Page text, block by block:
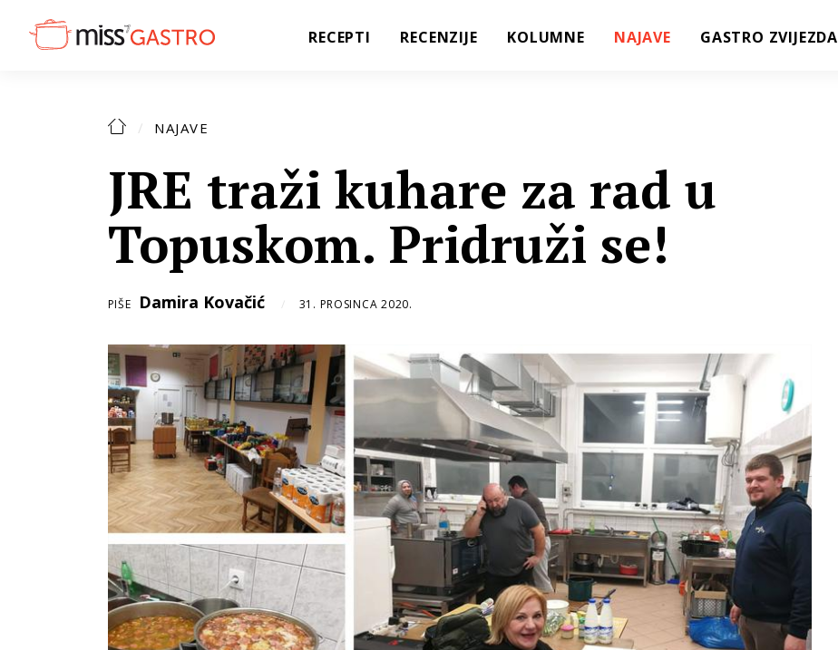
RECEPTI RECENZIJE KOLUMNE NAJAVE GASTRO ZVIJEZDA
NAJAVE
JRE traži kuhare za rad u
Topuskom. Pridruži se!
PIŠE Damira Kovačić 31. PROSINCA 2020.